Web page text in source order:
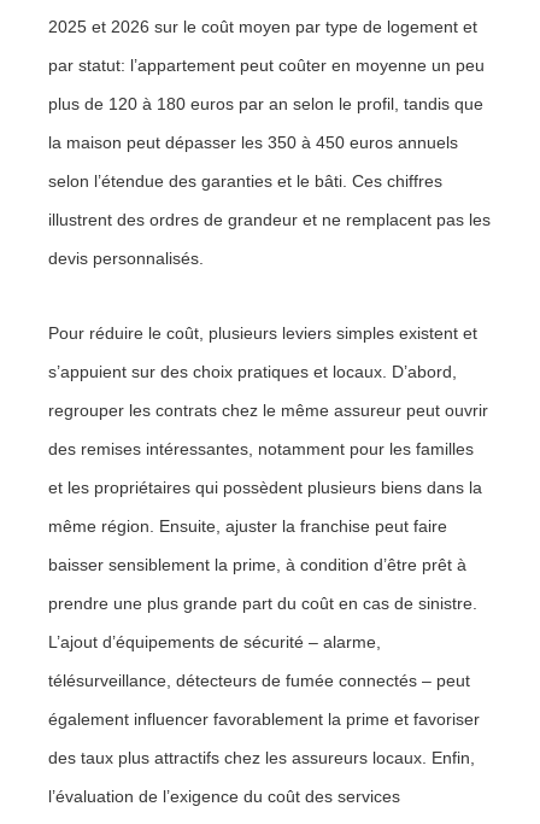
2025 et 2026 sur le coût moyen par type de logement et
par statut: l’appartement peut coûter en moyenne un peu
plus de 120 à 180 euros par an selon le profil, tandis que
la maison peut dépasser les 350 à 450 euros annuels
selon l’étendue des garanties et le bâti. Ces chiffres
illustrent des ordres de grandeur et ne remplacent pas les
devis personnalisés.
Pour réduire le coût, plusieurs leviers simples existent et
s’appuient sur des choix pratiques et locaux. D’abord,
regrouper les contrats chez le même assureur peut ouvrir
des remises intéressantes, notamment pour les familles
et les propriétaires qui possèdent plusieurs biens dans la
même région. Ensuite, ajuster la franchise peut faire
baisser sensiblement la prime, à condition d’être prêt à
prendre une plus grande part du coût en cas de sinistre.
L’ajout d’équipements de sécurité – alarme,
télésurveillance, détecteurs de fumée connectés – peut
également influencer favorablement la prime et favoriser
des taux plus attractifs chez les assureurs locaux. Enfin,
l’évaluation de l’exigence du coût des services